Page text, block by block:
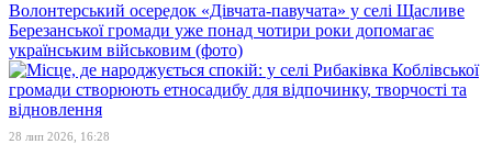
Волонтерський осередок «Дівчата-павучата» у селі Щасливе
Березанської громади уже понад чотири роки допомагає
українським військовим (фото)
28 лип 2026, 16:28